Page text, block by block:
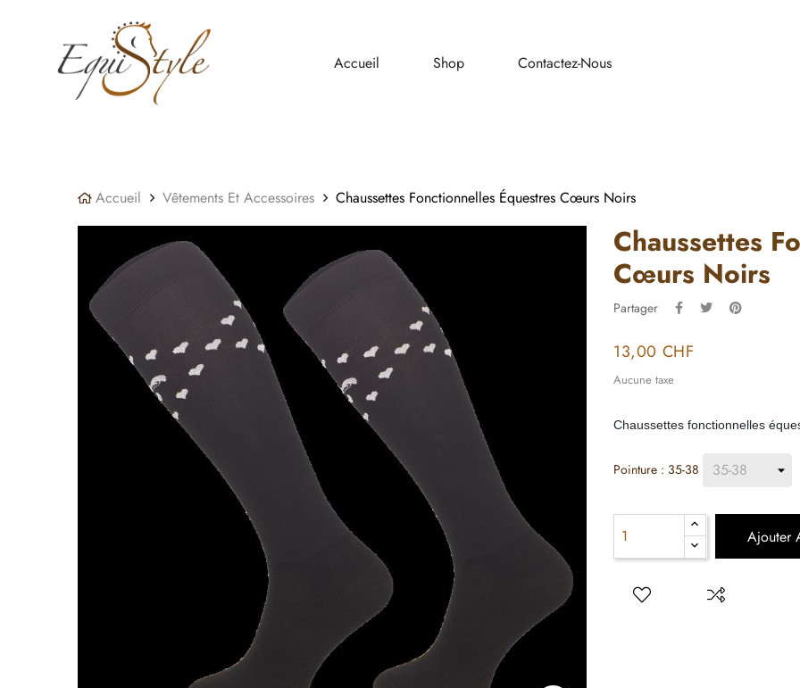
Accueil Shop Contactez-Nous
Accueil Vêtements Et Accessoires Chaussettes Fonctionnelles Équestres Cœurs Noirs
Chaussettes
Cœurs Noirs
Partager
13,00 CHF
Aucune taxe
Chaussettes fonctionnelles
Pointure : 35-38
Ajouter